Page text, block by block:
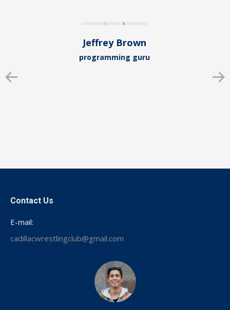
Jeffrey Brown
programming guru
Contact Us
E-mail:
cadillacwrestlingclub@gmail.com